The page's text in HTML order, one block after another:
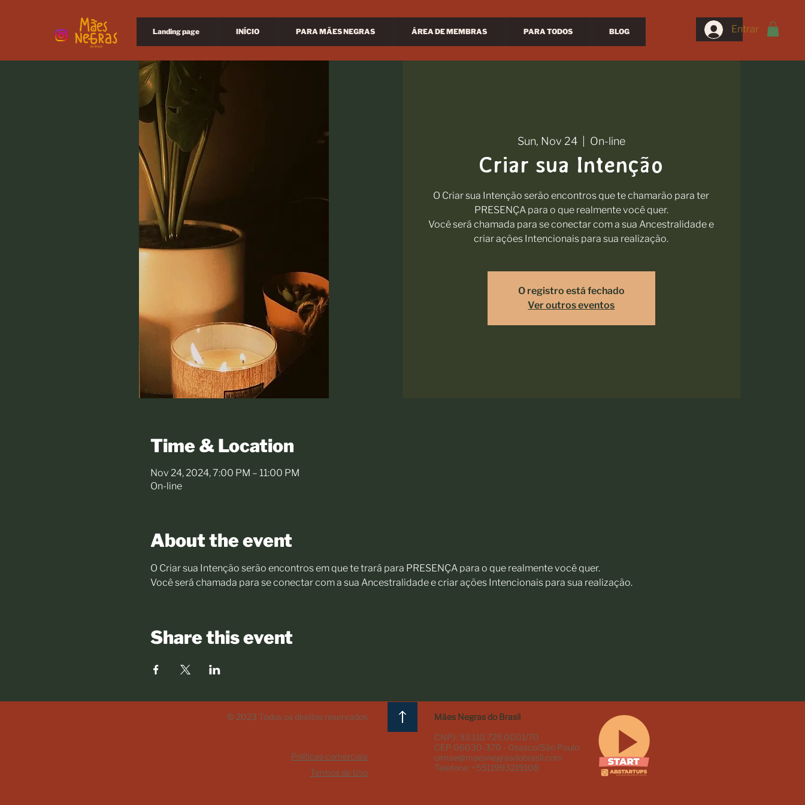
Landing page INÍCIO PARA MÃES NEGRAS ÁREA DE MEMBRAS PARA TODOS BLOG Entrar
Sun, Nov 24
  |
On-line
Criar sua Intenção
O Criar sua Intenção serão encontros que te chamarão para ter
PRESENÇA para o que realmente você quer.
Você será chamada para se conectar com a sua Ancestralidade e
criar ações Intencionais para sua realização.
O registro está fechado
Ver outros eventos
Time & Location
Nov 24, 2024, 7:00 PM – 11:00 PM
On-line
About the event
O Criar sua Intenção serão encontros em que te trará para PRESENÇA para o que realmente você quer.
Você será chamada para se conectar com a sua Ancestralidade e criar ações Intencionais para sua realização.
Share this event
© 2023 Todos os direitos reservados
Políticas comerciais
Termos de Uso
Mães Negras do Brasil
CNPJ: 33.110.729.0001/70
CEP 06030-370 - Osasco/São Paulo
oimae@maesnegrasdobrasil.com
Telefone: +5511993219108